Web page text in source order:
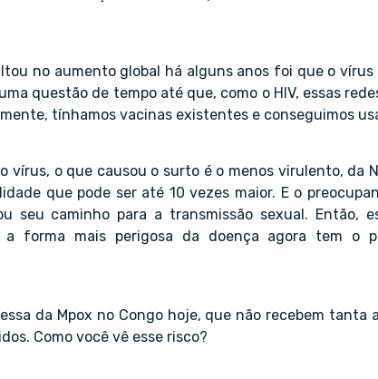
no aumento global há alguns anos foi que o
questão de tempo até que, como o HIV, essas
tínhamos vacinas existentes e conseguimos
vírus, o que causou o surto é o menos virulento, da
que pode ser até 10 vezes maior. E o
seu caminho para a transmissão sexual. Então,
a forma mais perigosa da doença agora tem o
da Mpox no Congo hoje, que não recebem
Como você vê esse risco?